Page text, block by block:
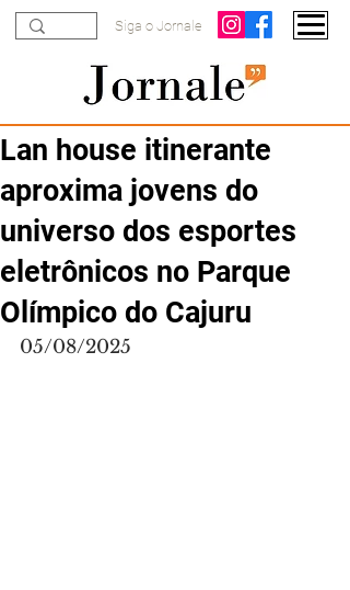
Siga o Jornale
Lan house itinerante
aproxima jovens do
universo dos esportes
eletrônicos no Parque
Olímpico do Cajuru
05/08/2025